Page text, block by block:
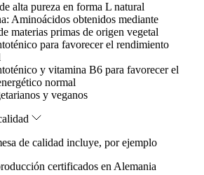
alta pureza en forma L natural
Aminoácidos obtenidos mediante
materias primas de origen vegetal
para favorecer el rendimiento
y vitamina B6 para favorecer el
normal
y veganos
de calidad incluye, por ejemplo
certificados en Alemania